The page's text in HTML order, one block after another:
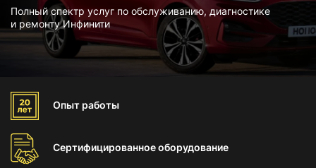
Полный спектр услуг по обслуживанию, диагностике
и ремонту Инфинити
Опыт работы
Сертифицированноеоборудование